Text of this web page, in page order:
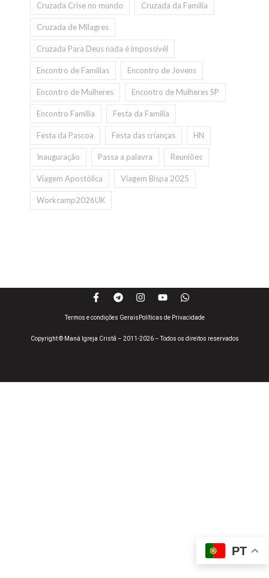
Cruzada Crise no mundo Cruzada da Familia
Cruzada de Milagres
Cruzada Para Deus nada é impossivél
Encontro de Familias Encontro de Jovens
Encontro de Mulheres Encontro de Mulheres SP
Encontro Familia Festa da Familia
Festa da Pascoa Festa das crianças HN
Inauguração Passa a palavra Reuniões
Viagem Apostólica Viagem Bispa 2025
Workcamp2026UK
Copyright © Maná Igreja Cristã – 2011-2026 – Todos os direitos reservados
Termos e condições Gerais Políticas de Privacidade
PT